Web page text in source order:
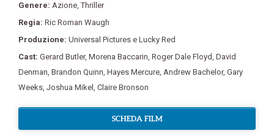
Genere: Azione,Thriller
Regia: Ric Roman Waugh
Produzione: Universal Pictures e Lucky Red
Cast: Gerard Butler, Morena Baccarin, Roger Dale Floyd, David
Denman, Brandon Quinn, Hayes Mercure, Andrew Bachelor, Gary
Weeks, Joshua Mikel , Claire Bronson
SCHEDA FILM